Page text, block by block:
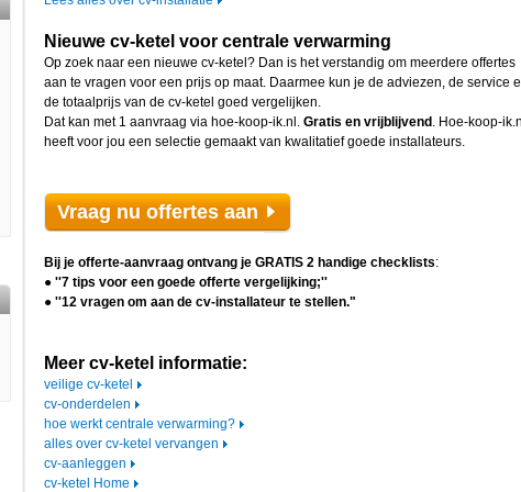
Nieuwe cv-ketel voor centrale verwarming
Op zoek naar een nieuwe cv-ketel? Dan is het verstandig om meerdere offertes
aan te vragen voor een prijs op maat. Daarmee kun je de adviezen, de service
de totaalprijs van de cv-ketel goed vergelijken.
Dat kan met 1 aanvraag via hoe-koop-ik.nl. Gratis en vrijblijvend . Hoe-koop-
heeft voor jou een selectie gemaakt van kwalitatief goede installateurs.
Vraag nu offertes aan
Bij je offerte-aanvraag ontvang je GRATIS 2 handige checklists:
● ''7 tips voor een goede offerte vergelijking;''
● ''12 vragen om aan de cv-installateur te stellen."
Meer cv-ketel informatie:
veilige cv-ketel
cv-onderdelen
hoe werkt centrale verwarming?
alles over cv-ketel vervangen
cv-aanleggen
cv-ketel Home